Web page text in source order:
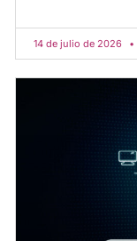
14 de julio de 2026